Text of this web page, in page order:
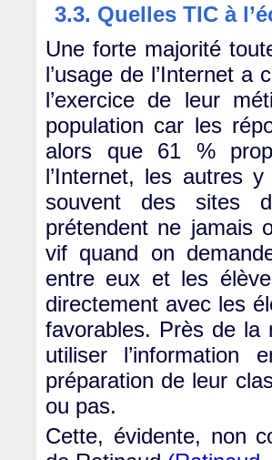
3.3. Quelles TIC à
Une forte majorité
l’usage de l’Internet
l’exercice de leur
population car les
alors que 61 %
l’Internet, les autres
souvent des sites
prétendent ne jamais
vif quand on
entre eux et les
directement avec les
favorables. Près de la
utiliser l’information
préparation de leur
ou pas.
Cette, évidente, non